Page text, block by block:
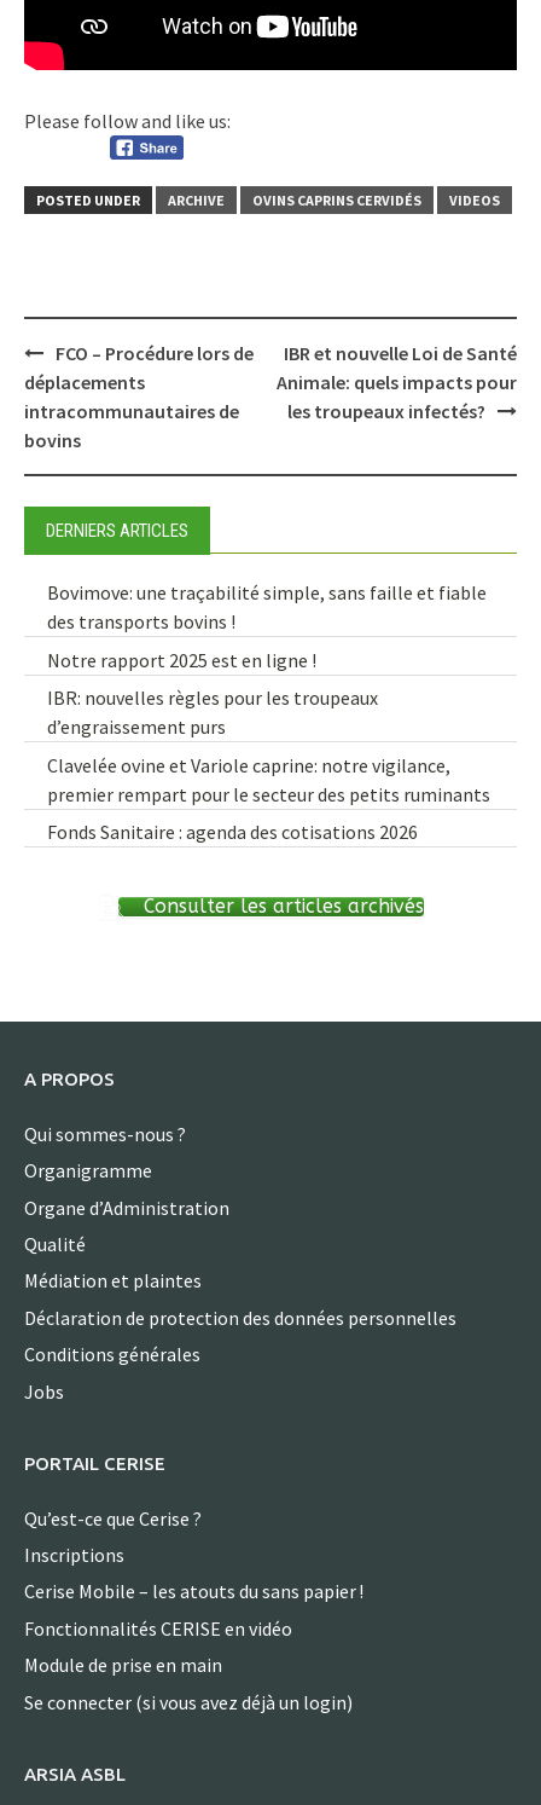
Please follow and like us:
POSTED UNDER ARCHIVE OVINS CAPRINS CERVIDÉS VIDEOS
Post
navigation
FCO – Procédure lors de
déplacements
intracommunautaires de
bovins
IBR et nouvelle Loi de Santé
Animale: quels impacts pour
les troupeaux infectés?
DERNIERS ARTICLES
Bovimove: une traçabilité simple, sans faille et fiable
des transports bovins !
Notre rapport 2025 est en ligne !
IBR: nouvelles règles pour les troupeaux
d’engraissement purs
Clavelée ovine et Variole caprine: notre vigilance,
premier rempart pour le secteur des petits ruminants
Fonds Sanitaire : agenda des cotisations 2026
Consulter les articles archivés
A PROPOS
Qui sommes-nous ?
Organigramme
Organe d’Administration
Qualité
Médiation et plaintes
Déclaration de protection des données personnelles
Conditions générales
Jobs
PORTAIL CERISE
Qu’est-ce que Cerise ?
Inscriptions
Cerise Mobile – les atouts du sans papier !
Fonctionnalités CERISE en vidéo
Module de prise en main
Se connecter (si vous avez déjà un login)
ARSIA ASBL